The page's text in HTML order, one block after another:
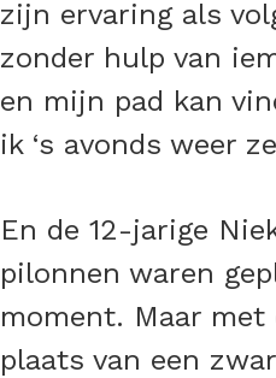
zijn ervaring als
zonder hulp van
en mijn pad kan
ik ‘s avonds weer
En de 12-jarige
pilonnen waren
moment. Maar
plaats van een